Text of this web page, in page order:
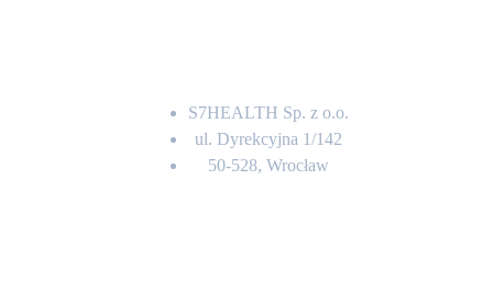
S7HEALTH Sp. z o.o.
ul. Dyrekcyjna 1/142
50-528, Wrocław